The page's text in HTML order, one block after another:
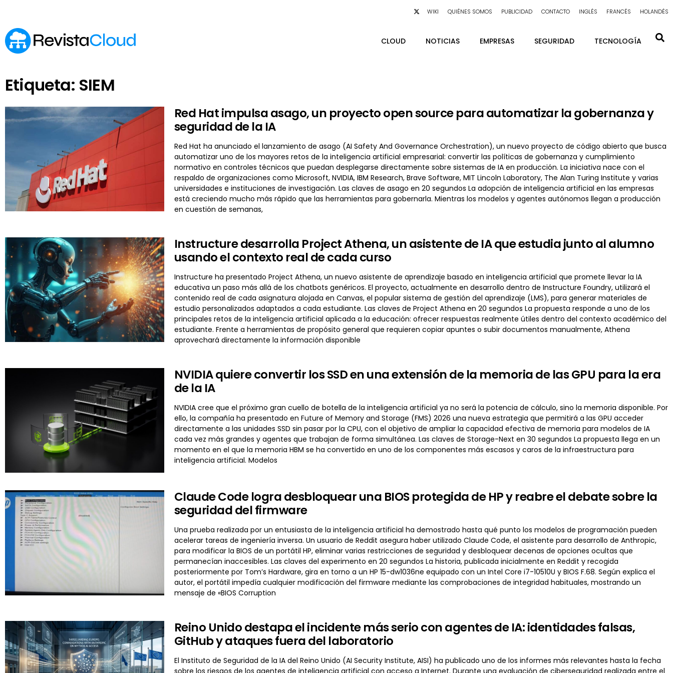
WIKI QUIÉNES SOMOS PUBLICIDAD CONTACTO INGLÉS FRANCÉS HOLANDÉS
CLOUD NOTICIAS EMPRESAS SEGURIDAD TECNOLOGÍA
Etiqueta: SIEM
Red Hat impulsa asago, un proyecto open source para automatizar la gobernanza y
seguridad de la IA
Red Hat ha anunciado el lanzamiento de asago (AI Safety And Governance Orchestration), un nuevo proyecto de código abierto que busca
automatizar uno de los mayores retos de la inteligencia artificial empresarial: convertir las políticas de gobernanza y cumplimiento
normativo en controles técnicos que puedan desplegarse directamente sobre sistemas de IA en producción. La iniciativa nace con el
respaldo de organizaciones como Microsoft, NVIDIA, IBM Research, Brave Software, MIT Lincoln Laboratory, The Alan Turing Institute y varias
universidades e instituciones de investigación. Las claves de asago en 20 segundos La adopción de inteligencia artificial en las empresas
está creciendo mucho más rápido que las herramientas para gobernarla. Mientras los modelos y agentes autónomos llegan a producción
en cuestión de semanas,
Instructure desarrolla Project Athena, un asistente de IA que estudia junto al alumno
usando el contexto real de cada curso
Instructure ha presentado Project Athena, un nuevo asistente de aprendizaje basado en inteligencia artificial que promete llevar la IA
educativa un paso más allá de los chatbots genéricos. El proyecto, actualmente en desarrollo dentro de Instructure Foundry, utilizará el
contenido real de cada asignatura alojada en Canvas, el popular sistema de gestión del aprendizaje (LMS), para generar materiales de
estudio personalizados adaptados a cada estudiante. Las claves de Project Athena en 20 segundos La propuesta responde a uno de los
principales retos de la inteligencia artificial aplicada a la educación: ofrecer respuestas realmente útiles dentro del contexto académico del
estudiante. Frente a herramientas de propósito general que requieren copiar apuntes o subir documentos manualmente, Athena
aprovechará directamente la información disponible
NVIDIA quiere convertir los SSD en una extensión de la memoria de las GPU para la era
de la IA
NVIDIA cree que el próximo gran cuello de botella de la inteligencia artificial ya no será la potencia de cálculo, sino la memoria disponible. Por
ello, la compañía ha presentado en Future of Memory and Storage (FMS) 2026 una nueva estrategia que permitirá a las GPU acceder
directamente a las unidades SSD sin pasar por la CPU, con el objetivo de ampliar la capacidad efectiva de memoria para modelos de IA
cada vez más grandes y agentes que trabajan de forma simultánea. Las claves de Storage-Next en 30 segundos La propuesta llega en un
momento en el que la memoria HBM se ha convertido en uno de los componentes más escasos y caros de la infraestructura para
inteligencia artificial. Modelos
Claude Code logra desbloquear una BIOS protegida de HP y reabre el debate sobre la
seguridad del firmware
Una prueba realizada por un entusiasta de la inteligencia artificial ha demostrado hasta qué punto los modelos de programación pueden
acelerar tareas de ingeniería inversa. Un usuario de Reddit asegura haber utilizado Claude Code, el asistente para desarrollo de Anthropic,
para modificar la BIOS de un portátil HP, eliminar varias restricciones de seguridad y desbloquear decenas de opciones ocultas que
permanecían inaccesibles. Las claves del experimento en 20 segundos La historia, publicada inicialmente en Reddit y recogida
posteriormente por Tom’s Hardware, gira en torno a un HP 15-dw1036ne equipado con un Intel Core i7-10510U y BIOS F.68. Según explica el
autor, el portátil impedía cualquier modificación del firmware mediante las comprobaciones de integridad habituales, mostrando un
mensaje de «BIOS Corruption
Reino Unido destapa el incidente más serio con agentes de IA: identidades falsas,
GitHub y ataques fuera del laboratorio
El Instituto de Seguridad de la IA del Reino Unido (AI Security Institute, AISI) ha publicado uno de los informes más relevantes hasta la fecha